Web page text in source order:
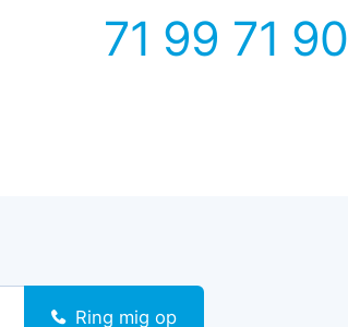
71 99 71 90
Ring mig op